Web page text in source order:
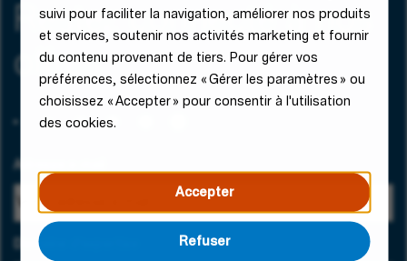
suivi pour faciliter la navigation, améliorer nos produits
et services, soutenir nos activités marketing et fournir
du contenu provenant de tiers. Pour gérer vos
préférences, sélectionnez « Gérer les paramètres » ou
choisissez « Accepter » pour consentir à l'utilisation
des cookies.
Accepter
Refuser
Restez connecté à nos
offres
Adresse e-mail
Domaine d'expertise